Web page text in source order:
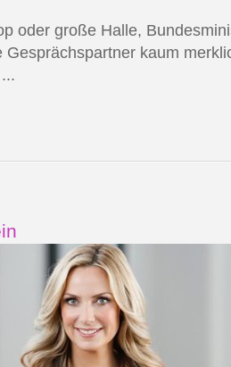
oder große Halle,
Gesprächspartner kaum